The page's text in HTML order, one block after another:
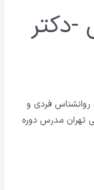
-دکتر
روانشناس فردی و
تهران مدرس دوره